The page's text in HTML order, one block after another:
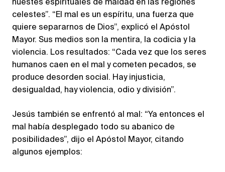
huestes espirituales de maldad en las regiones
celestes”. “El mal es un espíritu, una fuerza que
quiere separarnos de Dios”, explicó el Apóstol
Mayor. Sus medios son la mentira, la codicia y la
violencia. Los resultados: “Cada vez que los seres
humanos caen en el mal y cometen pecados, se
produce desorden social. Hay injusticia,
desigualdad, hay violencia, odio y división”.
Jesús también se enfrentó al mal: “Ya entonces el
mal había desplegado todo su abanico de
posibilidades”, dijo el Apóstol Mayor, citando
algunos ejemplos: